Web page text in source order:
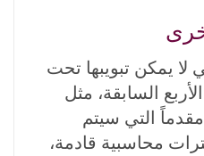
يمكن تبويبها تحت
السابقة، مثل
التي سيتم
محاسبية قادمة،